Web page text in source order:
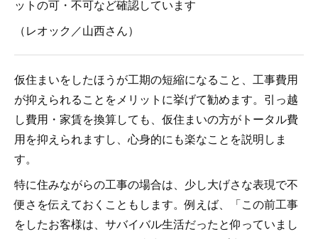
ットの可・不可など確認しています
（レオック／山西さん）
仮住まいをしたほうが工期の短縮になること、工事費用
が抑えられることをメリットに挙げて勧めます。引っ越
し費用・家賃を換算しても、仮住まいの方がトータル費
用を抑えられますし、心身的にも楽なことを説明しま
す。
特に住みながらの工事の場合は、少し大げさな表現で不
便さを伝えておくこともします。例えば、「この前工事
をしたお客様は、サバイバル生活だったと仰っていまし